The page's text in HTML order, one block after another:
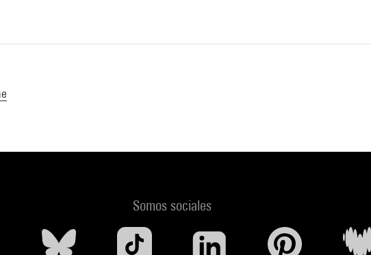
Somos sociales